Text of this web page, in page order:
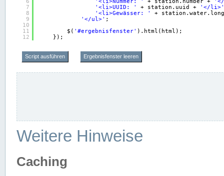
7
8
9
10
11
12
'<li>UUID: '
+ station.uuid +
'</li>'
'<li>Gewässer: '
+
'</ul>' ;
$( '#ergebnisfenster' ).html(html);
});
Script ausführen Ergebnisfenster leeren
Weitere Hinweise
Caching